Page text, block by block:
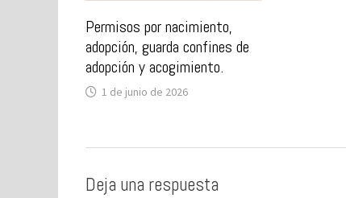
Permisos por nacimiento,
adopción, guarda confines de
adopción y acogimiento.
1 de junio de 2026
Deja una respuesta